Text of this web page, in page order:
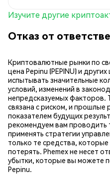
Изучите другие
Отказ от
Криптовалютные рынки по
цена Pepinu (PEPINU) и
испытывать значительные
условий, изменений в
непредсказуемых факторов.
связана с риском, и прошлые
показателем будущих
рекомендуем вам проводить
применять стратегии
только те средства,
потерять. Phemex не несет
убытки, которые вы можете
Pepinu.